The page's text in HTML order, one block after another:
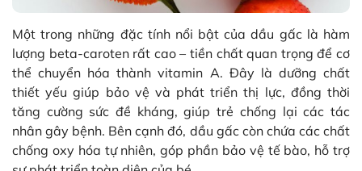
Một trong những đặc tính nổi bật của dầu gấc là hàm
lượng beta-caroten rất cao – tiền chất quan trọng để cơ
thể chuyển hóa thành vitamin A. Đây là dưỡng chất
thiết yếu giúp bảo vệ và phát triển thị lực, đồng thời
tăng cường sức đề kháng, giúp trẻ chống lại các tác
nhân gây bệnh. Bên cạnh đó, dầu gấc còn chứa các chất
chống oxy hóa tự nhiên, góp phần bảo vệ tế bào, hỗ trợ